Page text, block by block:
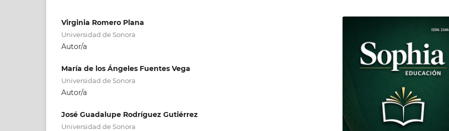
Virginia Romero Plana
Universidad de Sonora
Autor/a
María de los Ángeles Fuentes Vega
Universidad de Sonora
Autor/a
José Guadalupe Rodríguez Gutiérrez
Universidad de Sonora